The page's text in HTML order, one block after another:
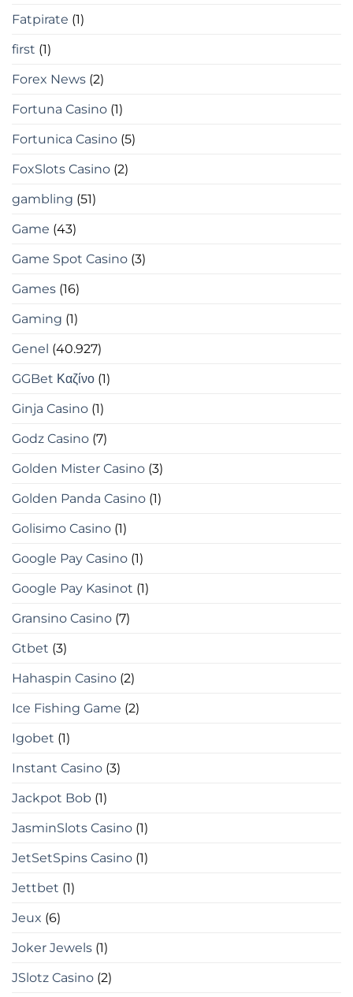
Fatpirate (1)
first (1)
Forex News (2)
Fortuna Casino (1)
Fortunica Casino (5)
FoxSlots Casino (2)
gambling (51)
Game (43)
Game Spot Casino (3)
Games (16)
Gaming (1)
Genel (40.927)
GGBet Καζίνο (1)
Ginja Casino (1)
Godz Casino (7)
Golden Mister Casino (3)
Golden Panda Casino (1)
Golisimo Casino (1)
Google Pay Casino (1)
Google Pay Kasinot (1)
Gransino Casino (7)
Gtbet (3)
Hahaspin Casino (2)
Ice Fishing Game (2)
Igobet (1)
Instant Casino (3)
Jackpot Bob (1)
JasminSlots Casino (1)
JetSetSpins Casino (1)
Jettbet (1)
Jeux (6)
Joker Jewels (1)
JSlotz Casino (2)